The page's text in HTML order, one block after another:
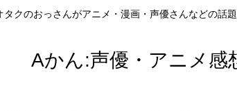
タクのおっさんがアニメ・漫画・声優さんなどの話
Aかん:声優・アニメ感